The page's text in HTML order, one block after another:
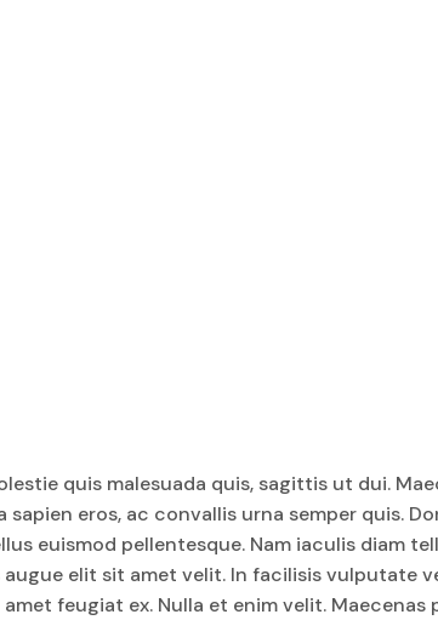
quis malesuada quis, sagittis ut dui.
eros, ac convallis urna semper quis.
euismod pellentesque. Nam iaculis diam
elit sit amet velit. In facilisis vulputate
feugiat ex. Nulla et enim velit. Maecenas